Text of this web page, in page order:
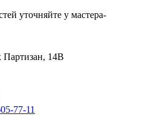
уточняйте у мастера-
Партизан, 14В
77-11